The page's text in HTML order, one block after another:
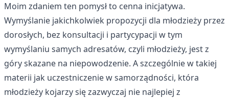
Moim zdaniem ten pomysł to cenna inicjatywa.
Wymyślanie jakichkolwiek propozycji dla młodzieży przez
dorosłych, bez konsultacji i partycypacji w tym
wymyślaniu samych adresatów, czyli młodzieży, jest z
góry skazane na niepowodzenie. A szczególnie w takiej
materii jak uczestniczenie w samorządności, która
młodzieży kojarzy się zazwyczaj nie najlepiej z